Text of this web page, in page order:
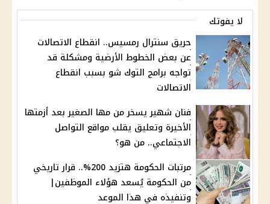
لا يفوتك
حريق سنترال رمسيس.. انقطاع الاتصالات
عن بعض الخطوط الأرضية ومشكلة قد
تواجه برامج التوك شو بسبب انقطاع
الاتصالات
فنان شهير يسخر من مها الصغير بعد أزمتها
الأخيرة وتعليق يقلب مواقع التواصل
الاجتماعي.. من هو؟
مرتبات الحكومة هتزيد 200%.. قرار تاريخي
من الحكومة يُسعد هؤلاء الموظفين|
وتنفيذه في هذا الموعد